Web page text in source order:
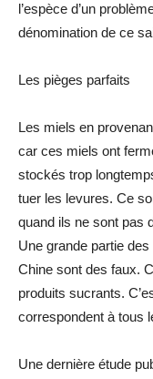
l’espèce d’un
dénomination de ce
Les pièges parfaits
Les miels en
car ces miels ont
stockés trop
tuer les levures. Ce
quand ils ne sont pas
Une grande partie
Chine sont des faux.
produits sucrants.
correspondent à tous
Une dernière étude